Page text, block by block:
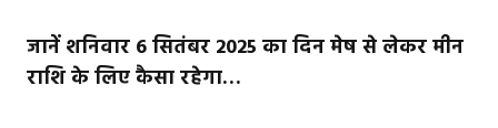
जानें शनिवार 6 सितंबर 2025 का दिन मेष से लेकर मीन
राशि के लिए कैसा रहेगा…